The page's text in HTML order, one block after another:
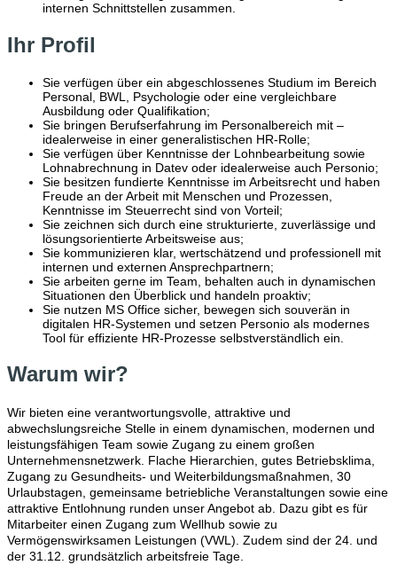
internen Schnittstellen zusammen.
Ihr Profil
Sie verfügen über ein abgeschlossenes Studium im Bereich
Personal, BWL, Psychologie oder eine vergleichbare
Ausbildung oder Qualifikation;
Sie bringen Berufserfahrung im Personalbereich mit –
idealerweise in einer generalistischen HR‑Rolle;
Sie verfügen über Kenntnisse der Lohnbearbeitung sowie
Lohnabrechnung in Datev oder idealerweise auch Personio;
Sie besitzen fundierte Kenntnisse im Arbeitsrecht und haben
Freude an der Arbeit mit Menschen und Prozessen,
Kenntnisse im Steuerrecht sind von Vorteil;
Sie zeichnen sich durch eine strukturierte, zuverlässige und
lösungsorientierte Arbeitsweise aus;
Sie kommunizieren klar, wertschätzend und professionell mit
internen und externen Ansprechpartnern;
Sie arbeiten gerne im Team, behalten auch in dynamischen
Situationen den Überblick und handeln proaktiv;
Sie nutzen MS Office sicher, bewegen sich souverän in
digitalen HR‑Systemen und setzen Personio als modernes
Tool für effiziente HR‑Prozesse selbstverständlich ein.
Warum wir?
Wir bieten eine verantwortungsvolle, attraktive und
abwechslungsreiche Stelle in einem dynamischen, modernen und
leistungsfähigen Team sowie Zugang zu einem großen
Unternehmensnetzwerk. Flache Hierarchien, gutes Betriebsklima,
Zugang zu Gesundheits- und Weiterbildungsmaßnahmen, 30
Urlaubstagen, gemeinsame betriebliche Veranstaltungen sowie eine
attraktive Entlohnung runden unser Angebot ab. Dazu gibt es für
Mitarbeiter einen Zugang zum Wellhub sowie zu
Vermögenswirksamen Leistungen (VWL). Zudem sind der 24. und
der 31.12. grundsätzlich arbeitsfreie Tage.